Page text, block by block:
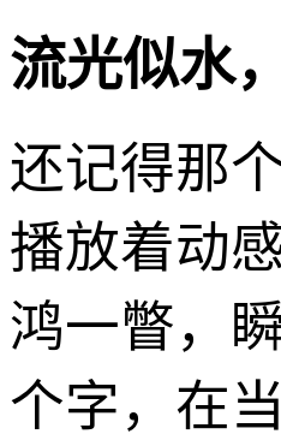
流光似水
还记得那
播放着动
鸿一瞥，
个字，在